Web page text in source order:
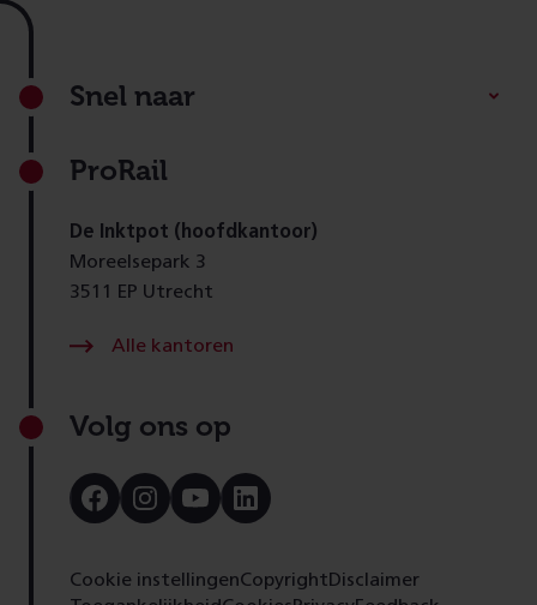
Footer
Snel naar
ProRail
De Inktpot (hoofdkantoor)
Moreelsepark 3
3511 EP Utrecht
Alle kantoren
Volg ons op
Bezoek
onze
Bezoek
onze
Bezoek
onze
Bezoek
onze
Cookie instellingenCopyright Disclaimer